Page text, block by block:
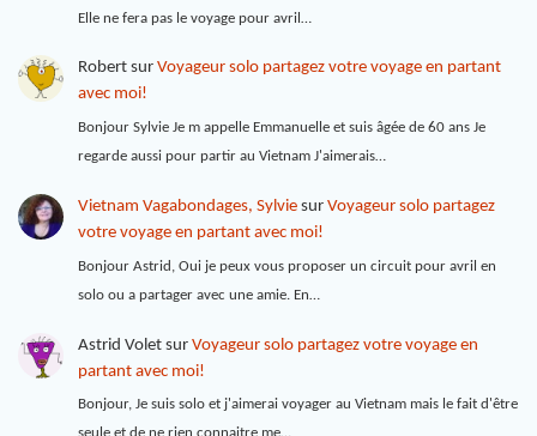
Elle ne fera pas le voyage pour avril…
Robertsur Voyageur solo partagez votre voyage en partant
avec moi!
Bonjour Sylvie Je m appelle Emmanuelle et suis âgée de 60 ans Je
regarde aussi pour partir au Vietnam J'aimerais…
Vietnam Vagabondages, Sylviesur Voyageur solo partagez
votre voyage en partant avec moi!
Bonjour Astrid, Oui je peux vous proposer un circuit pour avril en
solo ou a partager avec une amie. En…
Astrid Voletsur Voyageur solo partagez votre voyage en
partant avec moi!
Bonjour, Je suis solo et j'aimerai voyager au Vietnam mais le fait d'être